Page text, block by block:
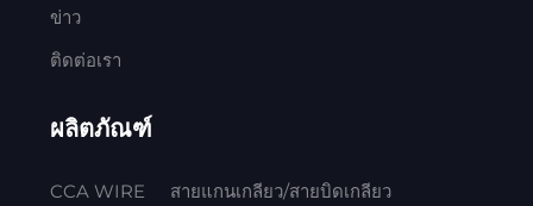
ข่าว
ติดต่อเรา
ผลิตภัณฑ์
CCA WIRE
สายแกนเกลียว/สายบิดเกลียว